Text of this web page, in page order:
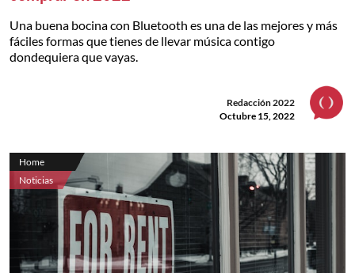
Una buena bocina con Bluetooth es una de las mejores y más
fáciles formas que tienes de llevar música contigo
dondequiera que vayas.
Redacción 2022
Octubre 15, 2022
Home
Noticias